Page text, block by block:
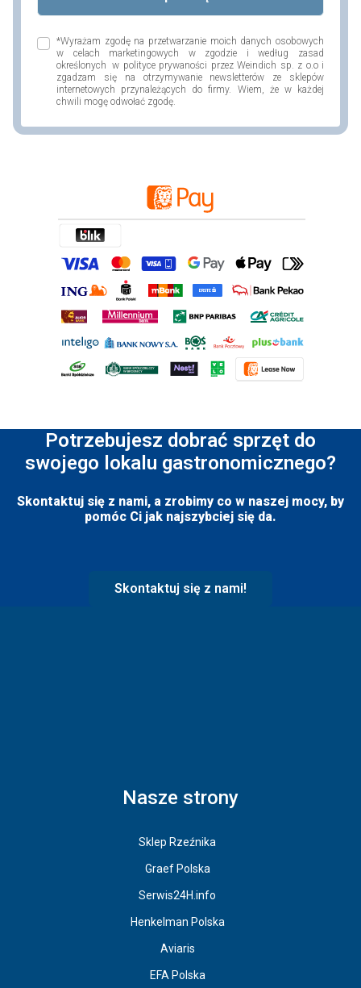
*Wyrażam zgodę na przetwarzanie moich danych osobowych
w celach marketingowych w zgodzie i według zasad
określonych w polityce prywaności przez Weindich sp. z o.o i
zgadzam się na otrzymywanie newsletterów ze sklepów
internetowych przynależących do firmy. Wiem, że w każdej
chwili mogę odwołać zgodę.
Potrzebujesz dobrać sprzęt do
swojego lokalu gastronomicznego?
Skontaktuj się z nami, a zrobimy co w naszej mocy, by
pomóc Ci jak najszybciej się da.
Skontaktuj się z nami!
Nasze strony
Sklep Rzeźnika
Graef Polska
Serwis24H.info
Henkelman Polska
Aviaris
EFA Polska